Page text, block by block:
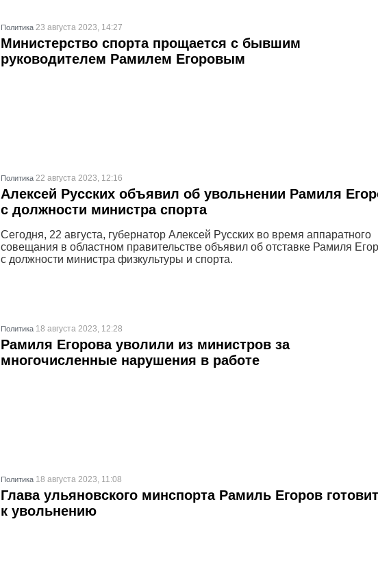
Политика 23 августа 2023, 14:27
Министерство спорта прощается с бывшим
руководителем Рамилем Егоровым
Политика 22 августа 2023, 12:16
Алексей Русских объявил об увольнении Рамиля
с должности министра спорта
Сегодня, 22 августа, губернатор Алексей Русских во время аппаратного
совещания в областном правительстве объявил об отставке Рамиля
с должности министра физкультуры и спорта.
Политика 18 августа 2023, 12:28
Рамиля Егорова уволили из министров за
многочисленные нарушения в работе
Политика 18 августа 2023, 11:08
Глава ульяновского минспорта Рамиль Егоров
к увольнению